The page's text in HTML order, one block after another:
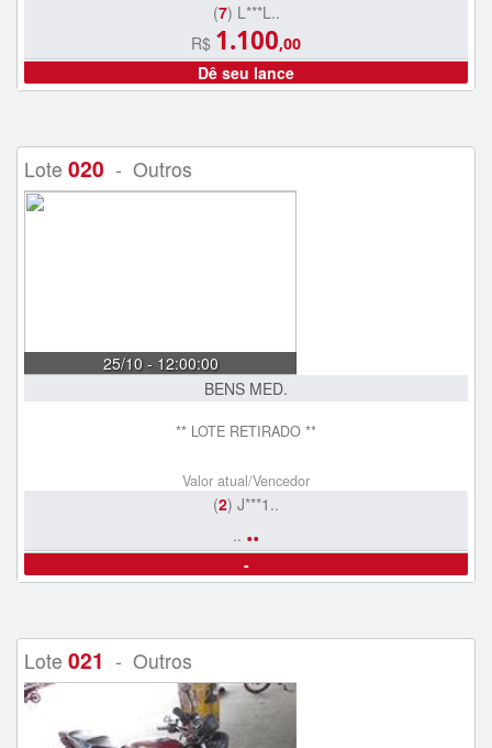
(7) L***L..
R$ 1.100,00
Dê seu lance
Lote 020 - Outros
25/10 - 12:00:00
BENS MED.
** LOTE RETIRADO **
Valor atual/Vencedor
(2) J***1..
.. ..
-
Lote 021 - Outros